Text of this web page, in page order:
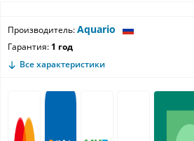
Производитель:Aquario
Гарантия: 1 год
Все характеристики